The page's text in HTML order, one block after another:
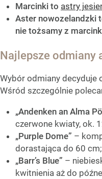
Marcinki to astry
Aster nowozelandzki
nie tożsamy z
Najlepsze odmiany
Wybór odmiany decyduje
Wśród szczególnie
„Andenken an Alma
czerwone kwiaty, ok.
„Purple Dome” –
dorastająca do 60
„Barr’s Blue” –
kwitnienia aż do